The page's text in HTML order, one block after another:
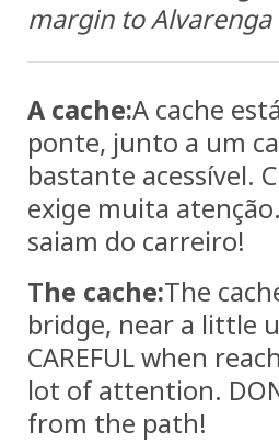
margin to
A cache:A cache
ponte, junto a um
bastante acessível.
exige muita
saiam do carreiro!
The cache:The
bridge, near a little
CAREFUL when
lot of attention.
from the path!